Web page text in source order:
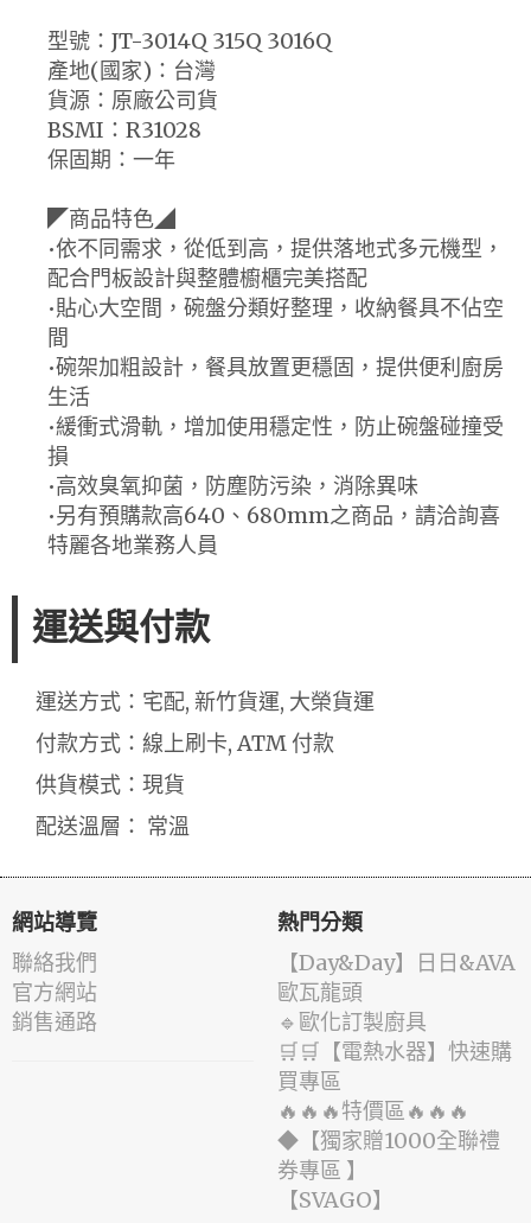
型號：JT-3014Q 315Q 3016Q
產地(國家)：台灣
貨源：原廠公司貨
BSMI：R31028
保固期：一年
◤商品特色◢
•依不同需求，從低到高，提供落地式多元機型，
配合門板設計與整體櫥櫃完美搭配
•貼心大空間，碗盤分類好整理，收納餐具不佔空
間
•碗架加粗設計，餐具放置更穩固，提供便利廚房
生活
•緩衝式滑軌，增加使用穩定性，防止碗盤碰撞受
損
•高效臭氧抑菌，防塵防污染，消除異味
•另有預購款高640、680mm之商品，請洽詢喜
特麗各地業務人員
運送與付款
運送方式：宅配, 新竹貨運, 大榮貨運
付款方式：線上刷卡, ATM 付款
供貨模式：現貨
配送溫層： 常溫
網站導覽
聯絡我們
官方網站
銷售通路
熱門分類
️【Day&Day】️日日&AVA
歐瓦龍頭
🔹歐化訂製廚具
🛒🛒【電熱水器】快速購
買專區
🔥🔥🔥特價區🔥🔥🔥
◆【獨家贈1000全聯禮
券專區 】
️【SVAGO】️